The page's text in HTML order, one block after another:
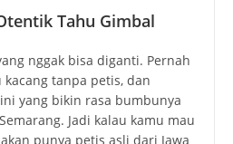
Tahu Gimbal
nggak bisa diganti. Pernah
tanpa petis, dan
yang bikin rasa bumbunya
Jadi kalau kamu mau
punya petis asli dari Jawa